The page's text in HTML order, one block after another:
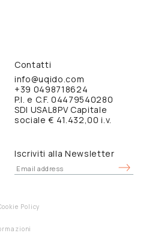
Contatti
info@uqido.com
+39 0498718624
P.I. e C.F. 04479540280
SDI USAL8PV Capitale
sociale € 41.432,00 i.v.
Iscriviti alla Newsletter
Policy